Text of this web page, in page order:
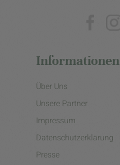
Informationen
Über Uns
Unsere Partner
Impressum
Datenschutzerklärung
Presse